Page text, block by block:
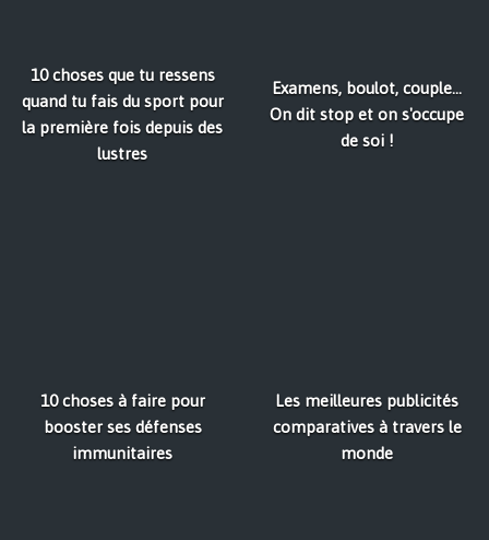
10 choses que tu ressens
quand tu fais du sport pour
la première fois depuis des
lustres
Examens, boulot, couple...
On dit stop et on s'occupe
de soi !
10 choses à faire pour
booster ses défenses
immunitaires
Les meilleures publicités
comparatives à travers le
monde